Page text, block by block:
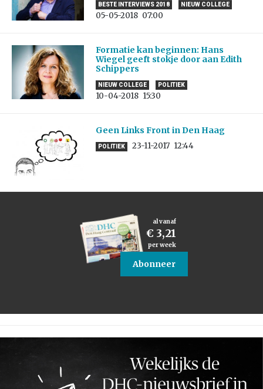
BESTE INTERVIEWS 2018 NIEUW COLLEGE
05-05-2018 07:00
Formatie kan beginnen: Hans
Wiegel geeft stokje door aan Edith
Schippers
NIEUW COLLEGE POLITIEK
10-04-2018 15:30
Geen Links Front in Den Haag
POLITIEK 23-11-2017 12:44
al vanaf
€ 3,21
per week
Abonneer